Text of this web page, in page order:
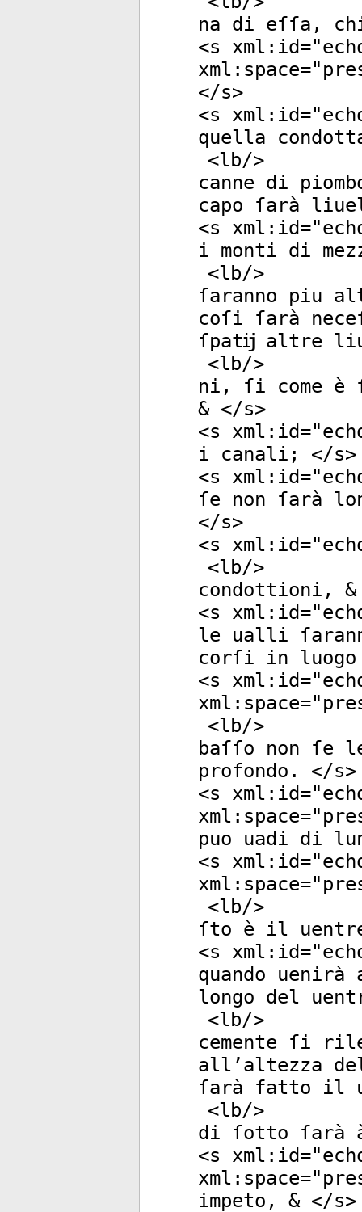
na di eſſa,
<s xml:id="
xml:space="
</s>
<s xml:id="
quella
<lb/>
canne di
capo ſarà
<s xml:id="
i monti di
<lb/>
ſaranno piu
coſi ſarà
ſpatĳ altre
<lb/>
ni, ſi come è
& </s>
<s xml:id="
i canali; </s>
<s xml:id="
ſe non ſarà
</s>
<s xml:id="
<lb/>
condottioni,
<s xml:id="
le ualli
corſi in
<s xml:id="
xml:space="
<lb/>
baſſo non ſe
profondo. </s>
<s xml:id="
xml:space="
puo uadi di
<s xml:id="
xml:space="
<lb/>
ſto è il
<s xml:id="
quando
longo del
<lb/>
cemente ſi
all’altezza
ſarà fatto il
<lb/>
di ſotto ſarà
<s xml:id="
xml:space="
impeto, & </s>